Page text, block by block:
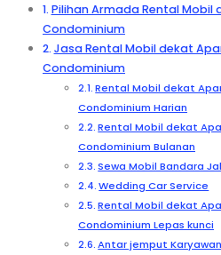
Pilihan Armada Rental
Condominium
Jasa Rental Mobil dekat
Condominium
Rental Mobil dekat
Condominium Harian
Rental Mobil dekat
Condominium Bulanan
Sewa Mobil Bandara
Wedding Car Service
Rental Mobil dekat
Condominium Lepas kunci
Antar jemput Karyawan